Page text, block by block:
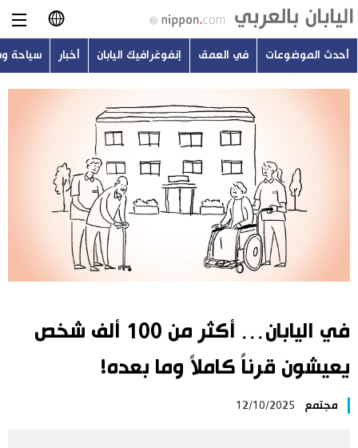
日本語
简体字
繁體字
Français
Español
في العمق
إنفوغرافيك اليابان
سياحة وسفر
اليابان في فيديو
أحدث الموضوعات في العمق إنفوغرافيك اليابان أخبار سياحة
في اليابان… أكثر من 100 ألف شخص
يعيشون قرناً كاملاً وما بعده!
مجتمع 12/10/2025